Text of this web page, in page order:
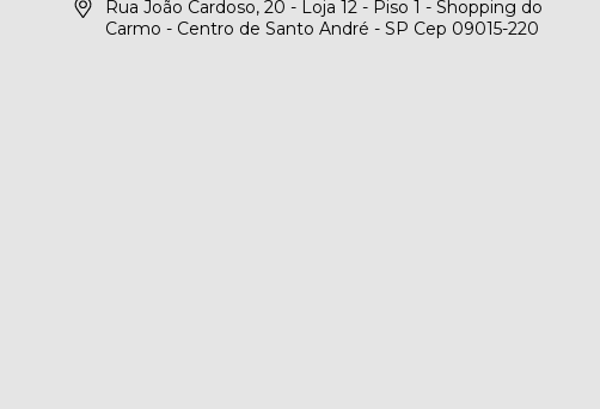
Rua João Cardoso, 20 - Loja 12 - Piso 1 - Shopping do
Carmo - Centro de Santo André - SP Cep 09015-220